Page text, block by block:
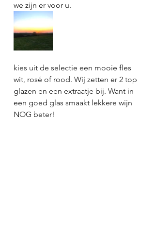
we zijn er voor u.
kies uit de selectie een mooie fles
wit, rosé of rood. Wij zetten er 2 top
glazen en een extraatje bij. Want in
een goed glas smaakt lekkere wijn
NOG beter!